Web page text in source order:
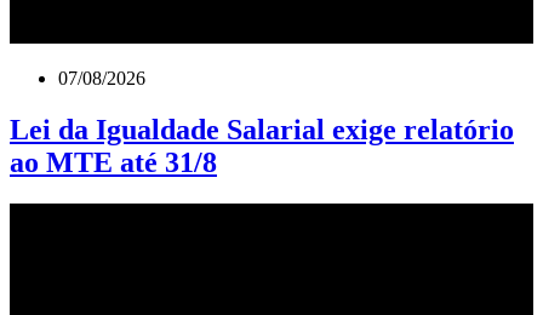
07/08/2026
Lei da Igualdade Salarial exige relatório
ao MTE até 31/8